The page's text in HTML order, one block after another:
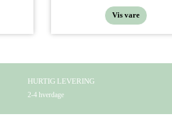
Vis vare
HURTIG LEVERING
2-4 hverdage